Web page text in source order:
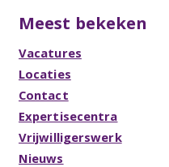
Meest bekeken
Vacatures
Locaties
Contact
Expertisecentra
Vrijwilligerswerk
Nieuws